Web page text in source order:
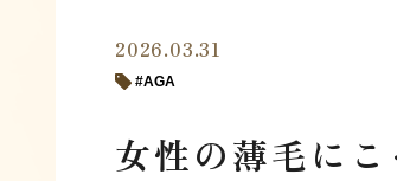
2026.03.31
AGA
女性の薄毛に